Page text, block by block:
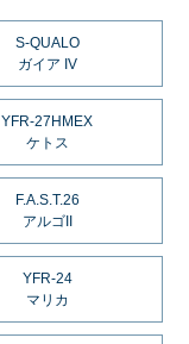
S-QUALO
ガイア IV
YFR-27HMEX
ケトス
F.A.S.T.26
アルゴII
YFR-24
マリカ